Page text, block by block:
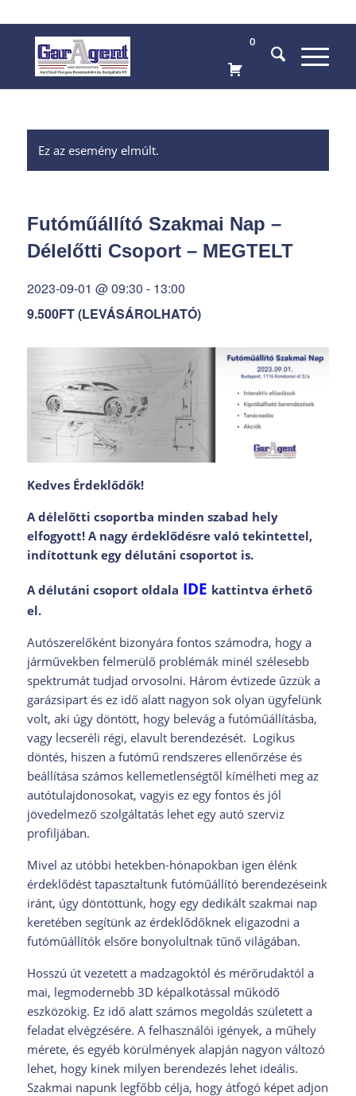
0
Ez az esemény elmúlt.
Futóműállító Szakmai Nap –
Délelőtti Csoport – MEGTELT
2023-09-01 @ 09:30 - 13:00
9.500FT (LEVÁSÁROLHATÓ)
Kedves Érdeklődők!
A délelőtti csoportba minden szabad hely
elfogyott! A nagy érdeklődésre való tekintettel,
indítottunk egy délutáni csoportot is.
A délutáni csoport oldala IDE kattintva érhető
el.
Autószerelőként bizonyára fontos számodra, hogy a
járművekben felmerülő problémák minél szélesebb
spektrumát tudjad orvosolni. Három évtizede űzzük a
garázsipart és ez idő alatt nagyon sok olyan ügyfelünk
volt, aki úgy döntött, hogy belevág a futóműállításba,
vagy lecseréli régi, elavult berendezését. Logikus
döntés, hiszen a futómű rendszeres ellenőrzése és
beállítása számos kellemetlenségtől kímélheti meg az
autótulajdonosokat, vagyis ez egy fontos és jól
jövedelmező szolgáltatás lehet egy autó szerviz
profiljában.
Mivel az utóbbi hetekben-hónapokban igen élénk
érdeklődést tapasztaltunk futóműállító berendezéseink
iránt, úgy döntöttünk, hogy egy dedikált szakmai nap
keretében segítünk az érdeklődőknek eligazodni a
futóműállítók elsőre bonyolultnak tűnő világában.
Hosszú út vezetett a madzagoktól és mérőrudaktól a
mai, legmodernebb 3D képalkotással működő
eszközökig. Ez idő alatt számos megoldás született a
feladat elvégzésére. A felhasználói igények, a műhely
mérete, és egyéb körülmények alapján nagyon változó
lehet, hogy kinek milyen berendezés lehet ideális.
Szakmai napunk legfőbb célja, hogy átfogó képet adjon